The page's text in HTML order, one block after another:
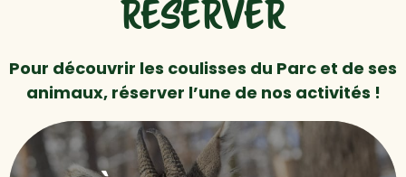
RÉSERVER
Pour découvrir les coulisses du Parc et de ses
animaux, réserver l’une de nos activités !